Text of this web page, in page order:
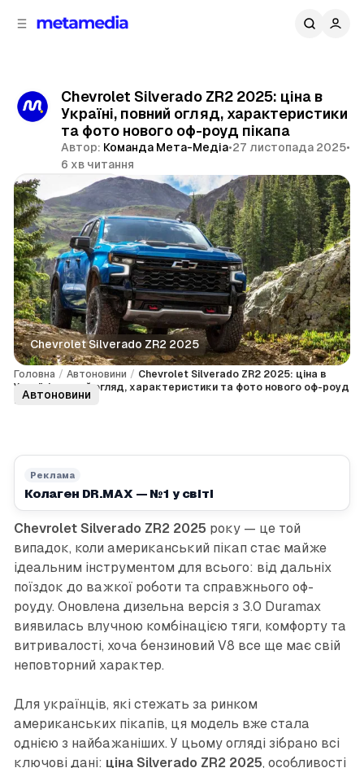
Chevrolet Silverado ZR2 2025: ціна в
Україні, повний огляд, характеристики
та фото нового оф-роуд пікапа
Автор: Команда Мета-Медіа•27 листопада 2025•
6 хв читання
Поділитися
Chevrolet Silverado ZR2 2025
Головна / Автоновини / Chevrolet Silverado ZR2 2025: ціна в
Україні, повний огляд, характеристики та фото нового оф-роуд
пікапа
Реклама
Колаген DR.MAX — №1 у світі
Автоновини
Chevrolet Silverado ZR2 2025 року — це той
випадок, коли американський пікап стає майже
ідеальним інструментом для всього: від дальніх
поїздок до важкої роботи та справжнього оф-
роуду. Оновлена дизельна версія з 3.0 Duramax
виявилась влучною комбінацією тяги, комфорту та
витривалості, хоча бензиновий V8 все ще має свій
неповторний характер.
Для українців, які стежать за ринком
американських пікапів, ця модель вже стала
однією з найбажаніших. У цьому огляді зібрано всі
ключові дані: ціна Silverado ZR2 2025, особливості